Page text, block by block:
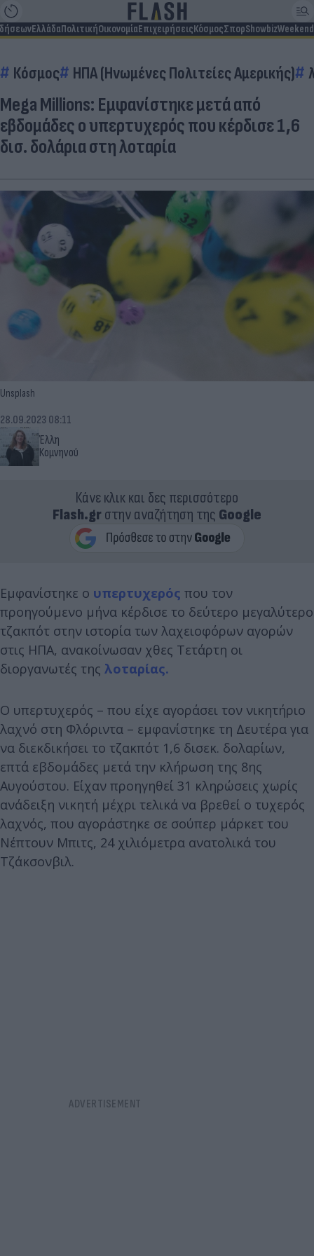
ΕλλάδαΠολιτικήΟικονομίαΕπιχειρήσειςΚόσμοςΣπορShowbizWeekend
Κόσμος ΗΠΑ (Ηνωμένες Πολιτείες Αμερικής)
Mega Millions: Εμφανίστηκε μετά από
εβδομάδες ο υπερτυχερός που κέρδισε 1,6
δισ. δολάρια στη λοταρία
Unsplash
Έλλη
Κομνηνού
28.09.2023 08:11
Κάνε κλικ και δες περισσότερο
Flash.grστην αναζήτηση της Google
Εμφανίστηκε ο υπερτυχερός που τον
προηγούμενο μήνα κέρδισε το δεύτερο μεγαλύτερο
τζακπότ στην ιστορία των λαχειοφόρων αγορών
στις ΗΠΑ, ανακοίνωσαν χθες Τετάρτη οι
διοργανωτές της λοταρίας.
Ο υπερτυχερός – που είχε αγοράσει τον νικητήριο
λαχνό στη Φλόριντα – εμφανίστηκε τη Δευτέρα για
να διεκδικήσει το τζακπότ 1,6 δισεκ. δολαρίων,
επτά εβδομάδες μετά την κλήρωση της 8ης
Αυγούστου. Είχαν προηγηθεί 31 κληρώσεις χωρίς
ανάδειξη νικητή μέχρι τελικά να βρεθεί ο τυχερός
λαχνός, που αγοράστηκε σε σούπερ μάρκετ του
Νέπτουν Μπιτς, 24 χιλιόμετρα ανατολικά του
Τζάκσονβιλ.